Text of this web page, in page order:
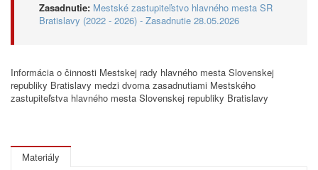
Zasadnutie: Mestské zastupiteľstvo hlavného mesta SR
Bratislavy (2022 - 2026) - Zasadnutie 28.05.2026
Informácia o činnosti Mestskej rady hlavného mesta Slovenskej
republiky Bratislavy medzi dvoma zasadnutiami Mestského
zastupiteľstva hlavného mesta Slovenskej republiky Bratislavy
Materiály